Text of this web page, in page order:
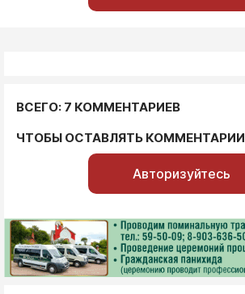
ВСЕГО: 7 КОММЕНТАРИЕВ
ЧТОБЫ ОСТАВЛЯТЬ КОММЕНТАРИИ
Авторизуйтесь